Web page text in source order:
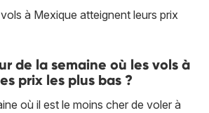
à Mexique atteignent leurs prix
de la semaine où les vols à
prix les plus bas ?
où il est le moins cher de voler à